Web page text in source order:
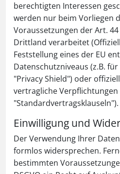
berechtigten Interessen
werden nur beim Vorliegen
Voraussetzungen der Art. 44
Drittland verarbeitet
Feststellung eines der EU
Datenschutzniveaus (z.B.
"Privacy Shield") oder
vertragliche Verpflichtungen
"Standardvertragsklauseln").
Einwilligung und
Der Verwendung Ihrer
formlos widersprechen.
bestimmten